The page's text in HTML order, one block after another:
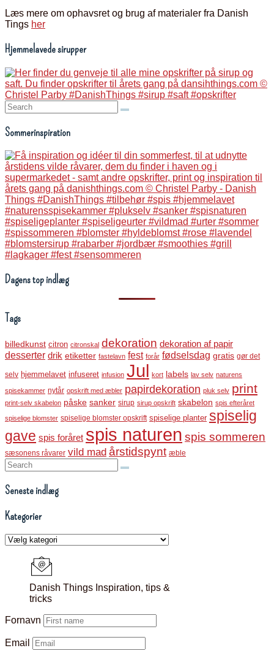
Læs mere om ophavsret og brug af materialer fra Danish
Tings her
Hjemmelavede sirupper
Search:
Sommerinspiration
Dagens top indlæg
Tags
billedkunst citron citronskal dekoration dekoration af papir
desserter drik etiketter fastelavn fest forår fødselsdag gratis gør det
selv hjemmelavet infuseret infusion Jul kort labels lav selv naturens
spisekammer nytår opskrift med æbler papirdekoration pluk selv print
print-selv skabelon påske sanker sirup sirup opskrift skabelon spis efteråret
spiselige blomster spiselige blomster opskrift spiselige planter spiselig
gave spis foråret spis naturen spis sommeren
sæsonens råvarer vild mad årstidspynt æble
Search:
Seneste indlæg
Kategorier
Kategorier
Danish Things Inspiration, tips &
tricks
Fornavn
Email